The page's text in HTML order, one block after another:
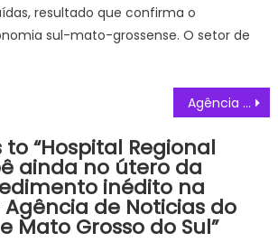
resultado que confirma o
sul-mato-grossense. O setor de
Agência Minas Gerais | Governo de Minas realiza o pagamento do Piso da Enfermagem nesta quarta-feira (7/2)
to “Hospital Regional
ainda no útero da
inédito na
de Noticias do
Mato Grosso do Sul”